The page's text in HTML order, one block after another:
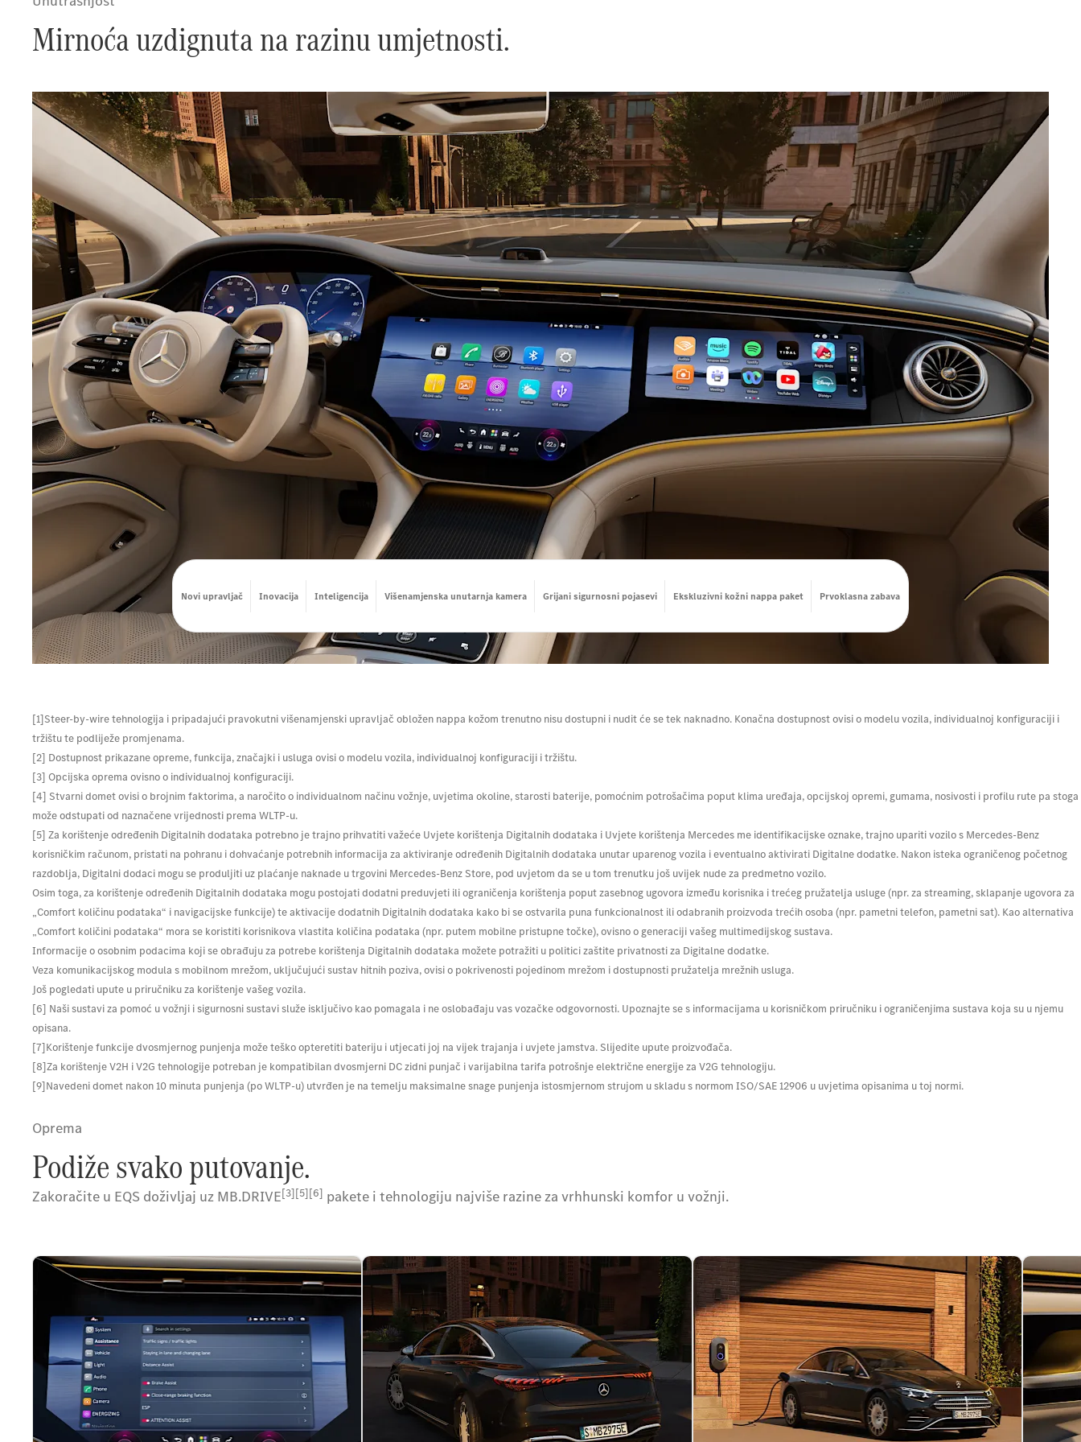
Mirnoća uzdignuta na razinu umjetnosti.
Novi upravljač Inovacija Inteligencija Višenamjenska unutarnja kamera Grijani sigurnosni pojasevi Ekskluzivni kožni nappa paket Prvoklasna zabava
[1]Steer-by-wire tehnologija i pripadajući pravokutni višenamjenski upravljač obložen nappa kožom trenutno nisu dostupni i nudit će se tek naknadno. Konačna dostupnost ovisi o modelu vozila, individualnoj konfiguraciji i
tržištu te podliježe promjenama.
[2] Dostupnost prikazane opreme, funkcija, značajki i usluga ovisi o modelu vozila, individualnoj konfiguraciji i tržištu.
[3] Opcijska oprema ovisno o individualnoj konfiguraciji.
[4] Stvarni domet ovisi o brojnim faktorima, a naročito o individualnom načinu vožnje, uvjetima okoline, starosti baterije, pomoćnim potrošačima poput klima uređaja, opcijskoj opremi, gumama, nosivosti i profilu rute pa stoga
može odstupati od naznačene vrijednosti prema WLTP-u.
[5] Za korištenje određenih Digitalnih dodataka potrebno je trajno prihvatiti važeće Uvjete korištenja Digitalnih dodataka i Uvjete korištenja Mercedes me identifikacijske oznake, trajno upariti vozilo s Mercedes-Benz
korisničkim računom, pristati na pohranu i dohvaćanje potrebnih informacija za aktiviranje određenih Digitalnih dodataka unutar uparenog vozila i eventualno aktivirati Digitalne dodatke. Nakon isteka ograničenog početnog
razdoblja, Digitalni dodaci mogu se produljiti uz plaćanje naknade u trgovini Mercedes-Benz Store, pod uvjetom da se u tom trenutku još uvijek nude za predmetno vozilo.
Osim toga, za korištenje određenih Digitalnih dodataka mogu postojati dodatni preduvjeti ili ograničenja korištenja poput zasebnog ugovora između korisnika i trećeg pružatelja usluge (npr. za streaming, sklapanje ugovora za
„Comfort količinu podataka“ i navigacijske funkcije) te aktivacije dodatnih Digitalnih dodataka kako bi se ostvarila puna funkcionalnost ili odabranih proizvoda trećih osoba (npr. pametni telefon, pametni sat). Kao alternativa
„Comfort količini podataka“ mora se koristiti korisnikova vlastita količina podataka (npr. putem mobilne pristupne točke), ovisno o generaciji vašeg multimedijskog sustava.
Informacije o osobnim podacima koji se obrađuju za potrebe korištenja Digitalnih dodataka možete potražiti u politici zaštite privatnosti za Digitalne dodatke.
Veza komunikacijskog modula s mobilnom mrežom, uključujući sustav hitnih poziva, ovisi o pokrivenosti pojedinom mrežom i dostupnosti pružatelja mrežnih usluga.
Još pogledati upute u priručniku za korištenje vašeg vozila.
[6] Naši sustavi za pomoć u vožnji i sigurnosni sustavi služe isključivo kao pomagala i ne oslobađaju vas vozačke odgovornosti. Upoznajte se s informacijama u korisničkom priručniku i ograničenjima sustava koja su u njemu
opisana.
[7]Korištenje funkcije dvosmjernog punjenja može teško opteretiti bateriju i utjecati joj na vijek trajanja i uvjete jamstva. Slijedite upute proizvođača.
[8]Za korištenje V2H i V2G tehnologije potreban je kompatibilan dvosmjerni DC zidni punjač i varijabilna tarifa potrošnje električne energije za V2G tehnologiju.
[9]Navedeni domet nakon 10 minuta punjenja (po WLTP-u) utvrđen je na temelju maksimalne snage punjenja istosmjernom strujom u skladu s normom ISO/SAE 12906 u uvjetima opisanima u toj normi.
Oprema
Podiže svako putovanje.
Zakoračite u EQS doživljaj uz MB.DRIVE[3][5][6] pakete i tehnologiju najviše razine za vrhhunski komfor u vožnji.